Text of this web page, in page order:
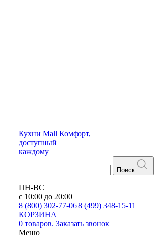
Кухни Mall Комфорт,
доступный
каждому
Поиск
ПН-ВС
с 10:00 до 20:00
8 (800) 302-77-06 8 (499) 348-15-11
КОРЗИНА
0 товаров. Заказать звонок
Меню